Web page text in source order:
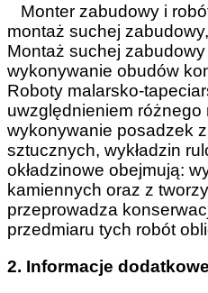
Monter zabudowy i
montaż suchej
Montaż suchej
wykonywanie obudów
Roboty malarsko-
uwzględnieniem różnego
wykonywanie posadzek
sztucznych, wykładzin
okładzinowe obejmują:
kamiennych oraz z
przeprowadza
przedmiaru tych robót
2. Informacje